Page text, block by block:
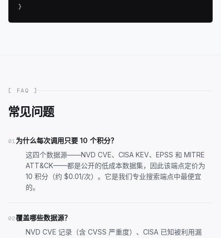
}
[ FAQ ]
常见问题
01 为什么每次调用只要 10 个积分？
这四个数据源——NVD CVE、CISA KEV、EPSS 和 MITRE
ATT&CK——都是公开的低成本数据集，因此该端点定价为
10 积分（约 $0.01/次）。它是我们专业搜索端点中最便宜
的。
02覆盖哪些数据源？
NVD CVE 记录（含 CVSS 严重度）、CISA 已知被利用漏